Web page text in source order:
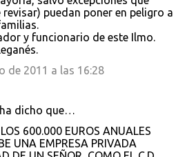
revisar) puedan poner en peligro a
y funcionario de este Ilmo.
de 2011 a las 16:28
dicho que…
600.000 EUROS ANUALES
UNA EMPRESA PRIVADA